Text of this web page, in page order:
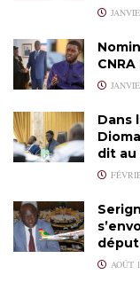
Dans
dit au
AOÛT